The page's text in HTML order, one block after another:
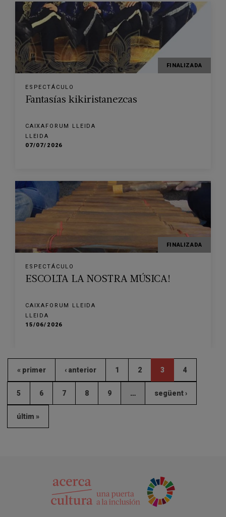
FINALIZADA
ESPECTÁCULO
Fantasías kikiristanezcas
CAIXAFORUM LLEIDA
LLEIDA
07/07/2026
FINALIZADA
ESPECTÁCULO
ESCOLTA LA NOSTRA MÚSICA!
CAIXAFORUM LLEIDA
LLEIDA
15/06/2026
« primer ‹ anterior 1 2 3 4
5 6 7 8 9 … següent ›
últim »